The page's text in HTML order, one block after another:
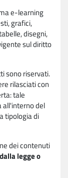
e-learning
grafici,
disegni,
sul diritto
sono riservati.
rilasciati con
tale
all'interno del
tipologia di
dei contenuti
legge o